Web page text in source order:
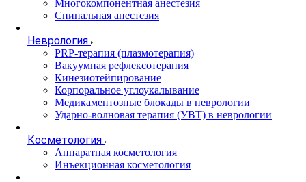
Многокомпонентная анестезия
Спинальная анестезия
Неврология
PRP-терапия (плазмотерапия)
Вакуумная рефлексотерапия
Кинезиотейпирование
Корпоральное углоукалывание
Медикаментозные блокады в неврологии
Ударно-волновая терапия (УВТ) в неврологии
Косметология
Аппаратная косметология
Инъекционная косметология